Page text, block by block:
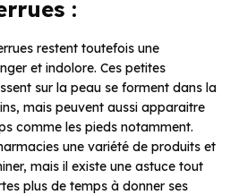
:
restent toutefois une
et indolore. Ces petites
sur la peau se forment dans la
mais peuvent aussi apparaitre
comme les pieds notamment.
une variété de produits et
mais il existe une astuce tout
plus de temps à donner ses